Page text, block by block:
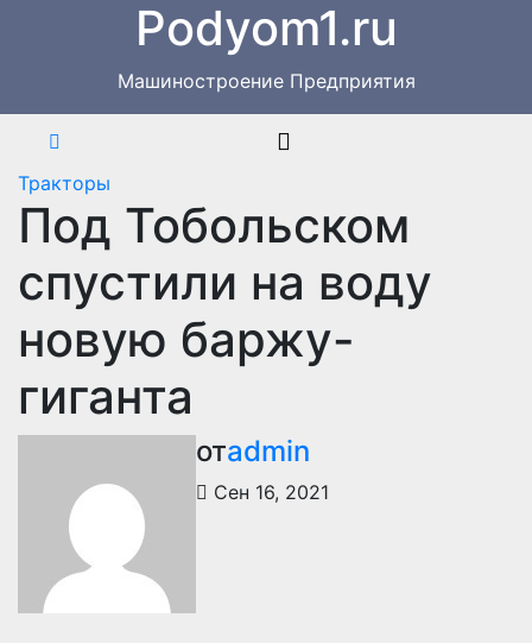
содержимому
Podyom1.ru
Машиностроение Предприятия
Тракторы
Под Тобольском
спустили на воду
новую баржу-
гиганта
отadmin
Сен 16, 2021